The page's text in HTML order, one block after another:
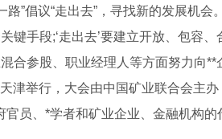
”倡议“走出去”，寻找新的发展机
键手段;‘走出去’要建立开放、包容
合参股、职业经理人等方面努力向**
津举行，大会由中国矿业联合会主
员、*学者和矿业企业、金融机构的